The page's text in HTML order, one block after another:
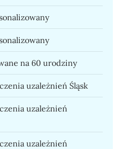
na 60 urodziny
uzależnień Śląsk
uzależnień
uzależnień